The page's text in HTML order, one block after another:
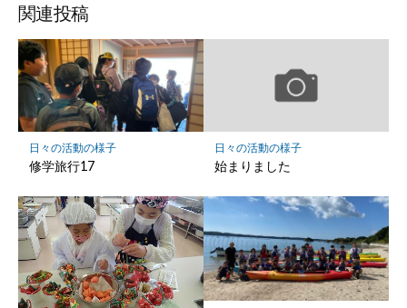
ア
ク
マ
ー
ク
に
関連投稿
日々の活動の様子
修学旅行17
日々の活動の様子
始まりました